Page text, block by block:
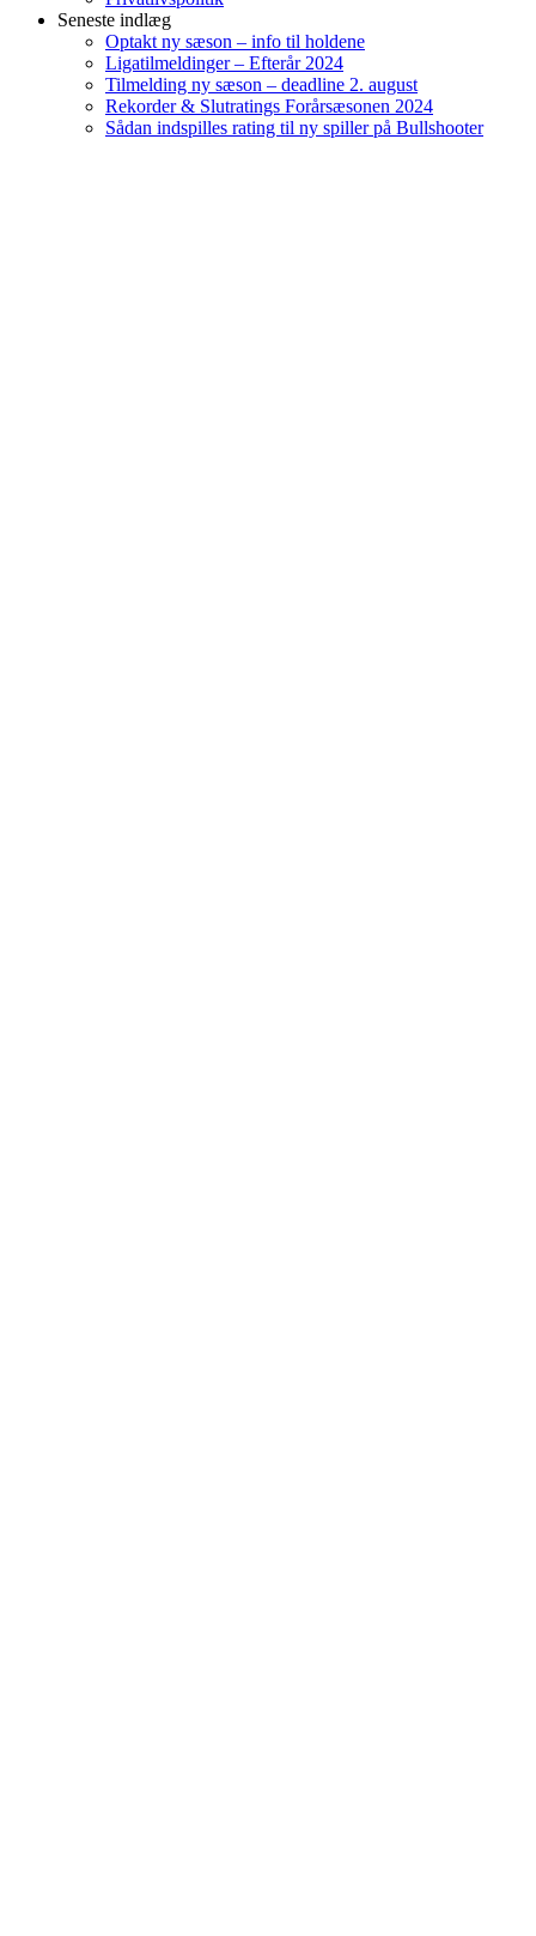
Seneste indlæg
Optakt ny sæson – info til holdene
Ligatilmeldinger – Efterår 2024
Tilmelding ny sæson – deadline 2. august
Rekorder & Slutratings Forårsæsonen 2024
Sådan indspilles rating til ny spiller på Bullshooter